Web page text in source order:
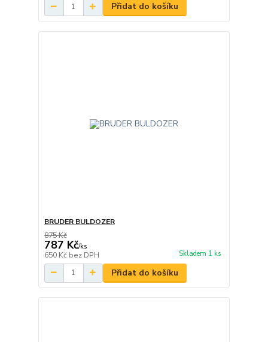
Přidat do košíku
BRUDER BULDOZER
875 Kč
787 Kč/ks
650 Kč bez DPH Skladem 1 ks
Přidat do košíku